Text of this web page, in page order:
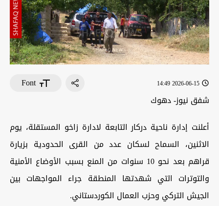
2026-06-15 14:49
Font
شفق نيوز- دهوك
أعلنت إدارة ناحية دركار التابعة لادارة زاخو المستقلة، يوم
الاثنين، السماح لسكان عدد من القرى الحدودية بزيارة
قراهم بعد نحو 10 سنوات من المنع بسبب الأوضاع الأمنية
والتوترات التي شهدتها المنطقة جراء المواجهات بين
الجيش التركي وحزب العمال الكوردستاني.